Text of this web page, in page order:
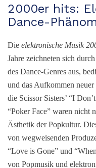
2000er hits:
Dance-
Die elektronische Musik
Jahre zeichneten sich
des Dance-Genres aus,
und das Aufkommen
die Scissor Sisters’ “I
“Poker Face” waren nicht
Ästhetik der Popkultur.
von wegweisenden
“Love is Gone” und
von Popmusik und